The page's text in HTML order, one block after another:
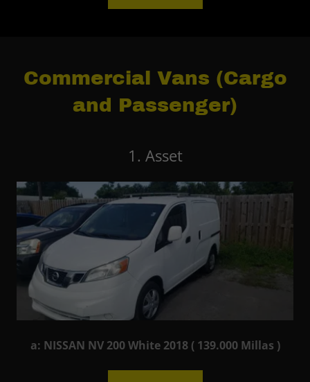
Commercial Vans (Cargo
and Passenger)
1. Asset
a: NISSAN NV 200 White 2018 ( 139.000 Millas )